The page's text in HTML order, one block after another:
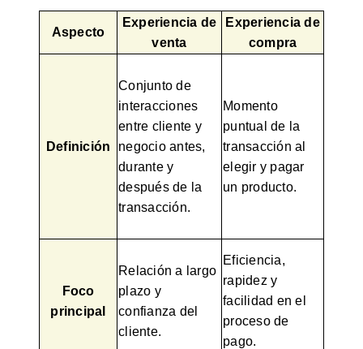
Aspecto
Experiencia de
venta
Experiencia de
compra
Definición
Conjunto de
interacciones
entre cliente y
negocio antes,
durante y
después de la
transacción.
Momento
puntual de la
transacción al
elegir y pagar
un producto.
Foco
principal
Relación a largo
plazo y
confianza del
cliente.
Eficiencia,
rapidez y
facilidad en el
proceso de
pago.